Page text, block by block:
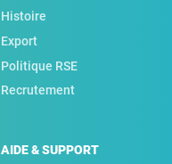
Histoire
Export
Politique RSE
Recrutement
AIDE & SUPPORT